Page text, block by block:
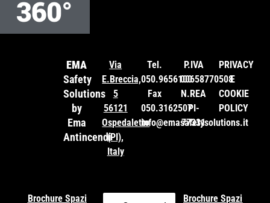
360°
EMA
Safety
Solutions
by
Ema
Antincendi
Via
E.Breccia,
5
56121
Ospedaletto
(PI),
Italy
Tel.
050.9656100
Fax
050.3162507
info@emasafetysolutions.it
P.IVA
00658770508
N.REA
PI-
77331
PRIVACY
E
COOKIE
POLICY
Brochure Spazi Brochure Spazi